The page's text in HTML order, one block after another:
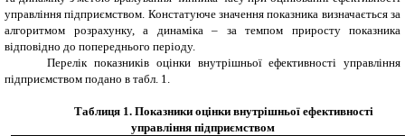
управління підприємством. Констатуюче значення показника визначається за
алгоритмом розрахунку, а динаміка – за темпом приросту показника
відповідно до попереднього періоду.
Перелік показників оцінки внутрішньої ефективності управління
підприємством подано в табл. 1.
Таблиця 1.Показники оцінки внутрішньої ефективності
управління підприємством